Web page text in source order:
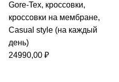
Gore-Tex, кроссовки,
кроссовки на мембране,
Casual style (на каждый
день)
24990,00 ₽